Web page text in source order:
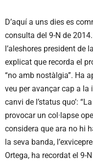
D’aquí a uns dies es
consulta del 9-N de
l’aleshores president de
explicat que recorda el
“no amb nostàlgia”. Ha
veu per avançar cap a
canvi de l’status quo’:
provocar un col·lapse
considera que ara no hi
la seva banda,
Ortega, ha recordat el 9-